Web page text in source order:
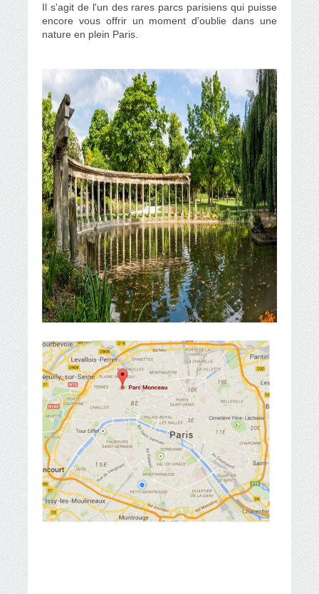
Il s'agit de l'un des rares parcs parisiens qui puisse
encore vous offrir un moment d'oublie dans une
nature en plein Paris.